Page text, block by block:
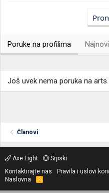
Poruke na profilima
Još uvek nema poruka na arts
Članovi
Axe Light
Srpski
Kontaktirajte nas
Pravila i uslovi
Naslovna
R
S